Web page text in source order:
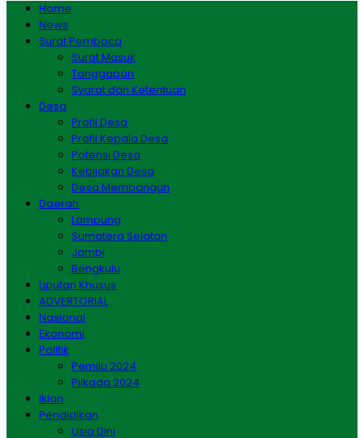
Home
News
Surat Pembaca
Surat Masuk
Tanggapan
Syarat dan Ketentuan
Desa
Profil Desa
Profil Kepala Desa
Potensi Desa
Kebijakan Desa
Desa Membangun
Daerah
Lampung
Sumatera Selatan
Jambi
Bengkulu
Liputan Khusus
ADVERTORIAL
Nasional
Ekonomi
Politik
Pemilu 2024
Pilkada 2024
Iklan
Pendidikan
Usia Dini